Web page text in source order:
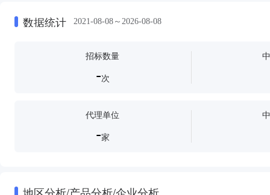
数据统计 2021-08-08～2026-08-08
招标数量
-次
代理单位
-家